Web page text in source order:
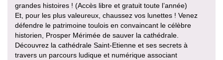
grandes histoires ! (Accès libre et gratuit toute l’année)
Et, pour les plus valeureux, chaussez vos lunettes ! Venez
défendre le patrimoine toulois en convaincant le célèbre
historien, Prosper Mérimée de sauver la cathédrale.
Découvrez la cathédrale Saint-Etienne et ses secrets à
travers un parcours ludique et numérique associant